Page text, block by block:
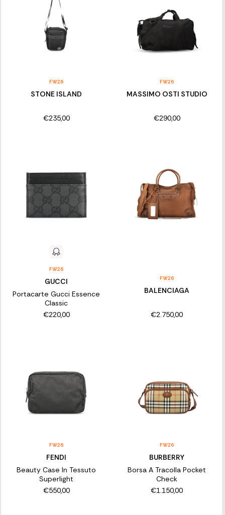
FW26
STONE ISLAND
€235,00
FW26
MASSIMO OSTI STUDIO
€290,00
FW26
GUCCI
Portacarte Gucci Essence
Classic
€220,00
FW26
BALENCIAGA
€2.750,00
FW26
FENDI
Beauty Case In Tessuto
Superlight
€550,00
FW26
BURBERRY
Borsa A Tracolla Pocket
Check
€1.150,00